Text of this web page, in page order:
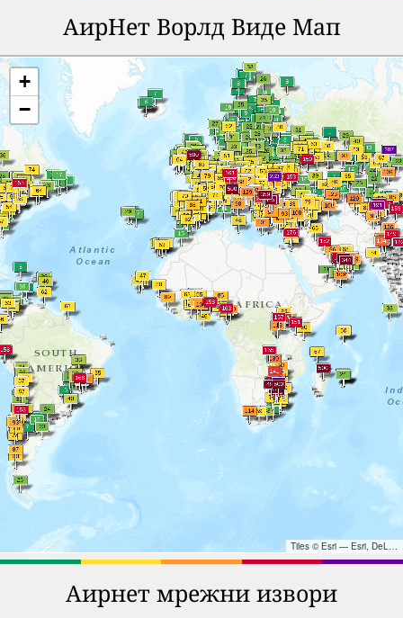
АирНет Ворлд Виде Мап
+
−
Tiles © Esri — Esri, DeLorme, NAVTEQ, TomTom, Intermap, iPC, USGS, FAO, NPS, NRCAN, GeoBase, Kadaster NL, Ordnance Survey, Esri Japan, METI, Esri China (Hong Kong), and the GIS User Community
Аирнет мрежни извори